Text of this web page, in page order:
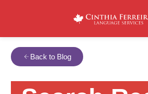
Back to Blog